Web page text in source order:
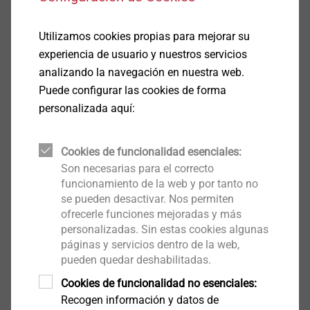
ETA-24/0547.pdf
Más longitudes bajo petición
JT3 - 2H Plus - 5,5 x 25 E16
Utilizamos cookies propias para mejorar su
experiencia de usuario y nuestros servicios
analizando la navegación en nuestra web.
Puede configurar las cookies de forma
personalizada aquí:
Cookies de funcionalidad esenciales:
Son necesarias para el correcto
funcionamiento de la web y por tanto no
se pueden desactivar. Nos permiten
ofrecerle funciones mejoradas y más
personalizadas. Sin estas cookies algunas
páginas y servicios dentro de la web,
pueden quedar deshabilitadas.
Cookies de funcionalidad no esenciales:
Recogen información y datos de